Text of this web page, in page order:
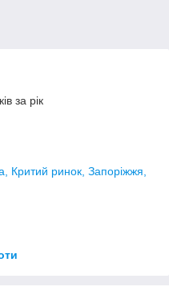
за рік
Критий ринок, Запоріжжя,